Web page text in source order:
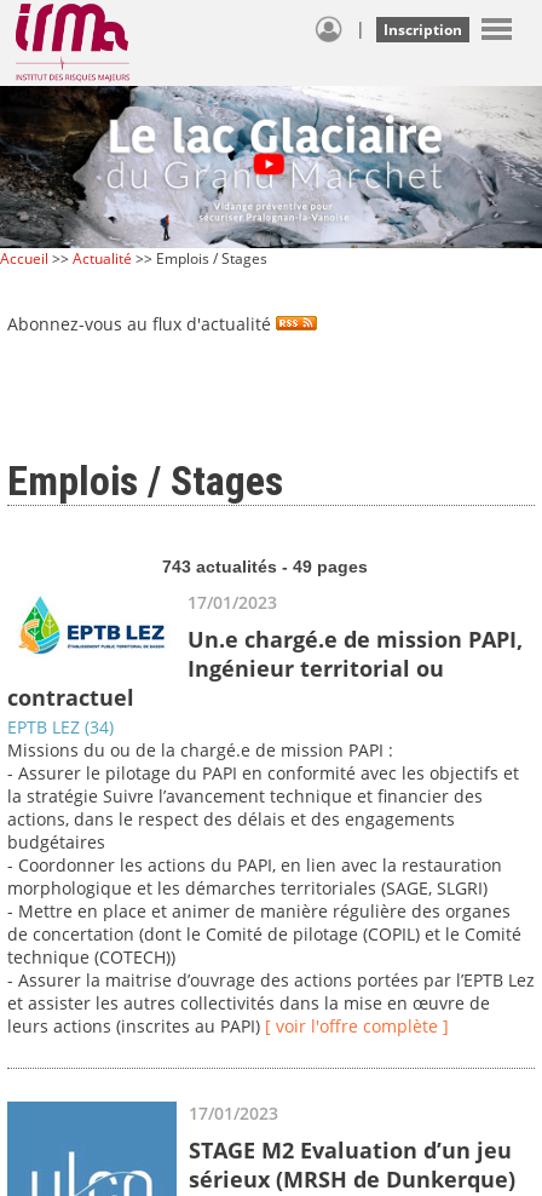
| Inscription
Accueil >>Actualité >> Emplois / Stages
Abonnez-vous au flux d'actualité
Emplois / Stages
743 actualités - 49 pages
17/01/2023
Un.e chargé.e de mission PAPI,
Ingénieur territorial ou
contractuel
EPTB LEZ (34)
Missions du ou de la chargé.e de mission PAPI :
- Assurer le pilotage du PAPI en conformité avec les objectifs et
la stratégie Suivre l’avancement technique et financier des
actions, dans le respect des délais et des engagements
budgétaires
- Coordonner les actions du PAPI, en lien avec la restauration
morphologique et les démarches territoriales (SAGE, SLGRI)
- Mettre en place et animer de manière régulière des organes
de concertation (dont le Comité de pilotage (COPIL) et le Comité
technique (COTECH))
- Assurer la maitrise d’ouvrage des actions portées par l’EPTB Lez
et assister les autres collectivités dans la mise en œuvre de
leurs actions (inscrites au PAPI) [ voir l'offre complète ]
17/01/2023
STAGE M2 Evaluation d’un jeu
sérieux (MRSH de Dunkerque)